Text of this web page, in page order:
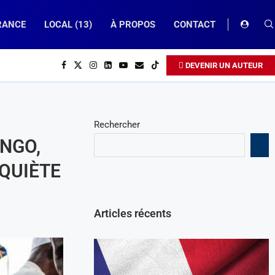
LOCAL (13) À PROPOS CONTACT
DEVENIR UN AUTEUR
Rechercher
Articles récents